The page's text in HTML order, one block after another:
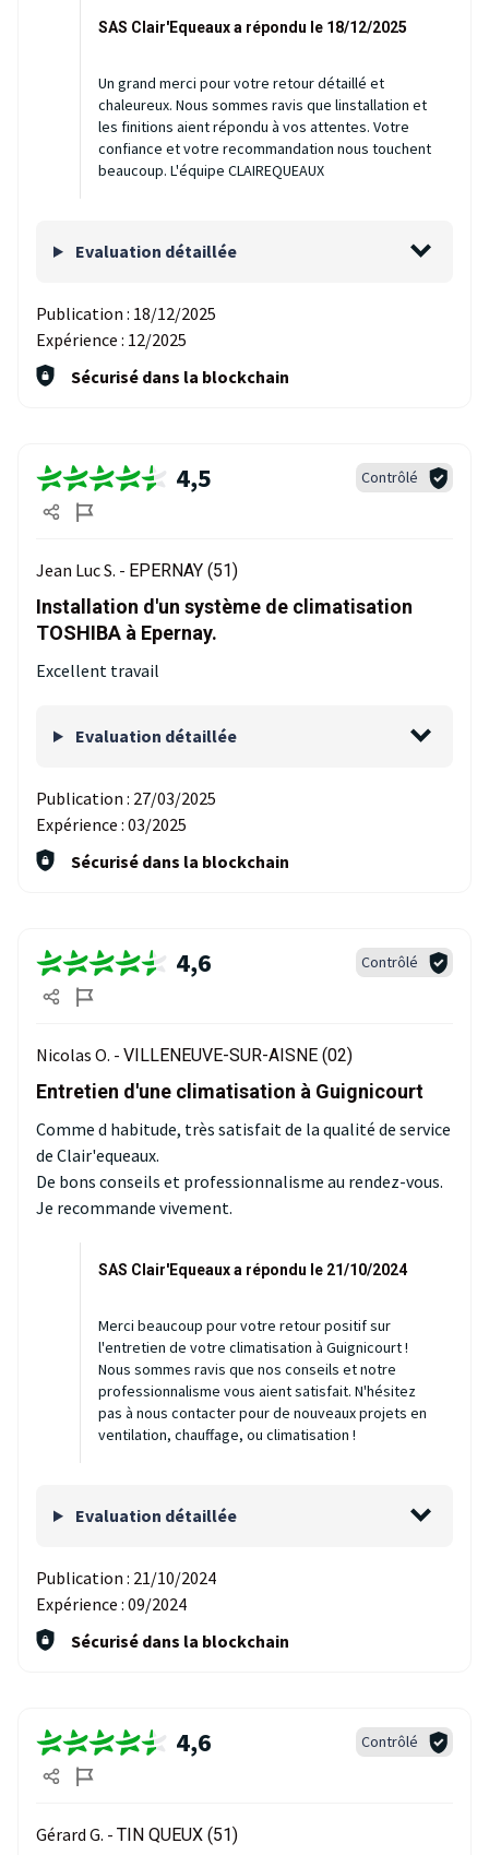
SAS Clair'Equeaux a répondu le 18/12/2025
Un grand merci pour votre retour détaillé et
chaleureux. Nous sommes ravis que linstallation et
les finitions aient répondu à vos attentes. Votre
confiance et votre recommandation nous touchent
beaucoup. L'équipe CLAIREQUEAUX
Evaluation détaillée
Publication : 18/12/2025
Expérience : 12/2025
Sécurisé dans la blockchain
4,5 Contrôlé
Jean Luc S. - EPERNAY (51)
Installation d'un système de climatisation
TOSHIBA à Epernay.
Excellent travail
Evaluation détaillée
Publication : 27/03/2025
Expérience : 03/2025
Sécurisé dans la blockchain
4,6 Contrôlé
Nicolas O. - VILLENEUVE-SUR-AISNE (02)
Entretien d'une climatisation à Guignicourt
Comme d habitude, très satisfait de la qualité de service
de Clair'equeaux.
De bons conseils et professionnalisme au rendez-vous.
Je recommande vivement.
SAS Clair'Equeaux a répondu le 21/10/2024
Merci beaucoup pour votre retour positif sur
l'entretien de votre climatisation à Guignicourt !
Nous sommes ravis que nos conseils et notre
professionnalisme vous aient satisfait. N'hésitez
pas à nous contacter pour de nouveaux projets en
ventilation, chauffage, ou climatisation !
Evaluation détaillée
Publication : 21/10/2024
Expérience : 09/2024
Sécurisé dans la blockchain
4,6 Contrôlé
Gérard G. - TIN QUEUX (51)